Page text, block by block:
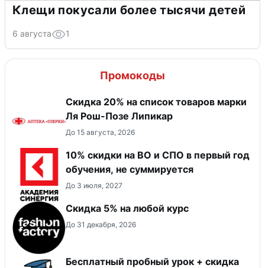
Клещи покусали более тысячи детей
6 августа 1
Промокоды
Скидка 20% на список товаров марки
Ля Рош-Позе Липикар
До 15 августа, 2026
10% скидки на ВО и СПО в первый год
обучения, не суммируется
До 3 июля, 2027
Скидка 5% на любой курс
До 31 декабря, 2026
Бесплатный пробный урок + скидка